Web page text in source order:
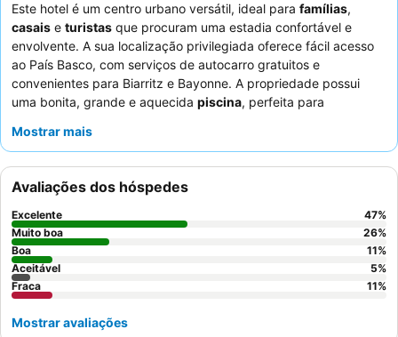
Este hotel é um centro urbano versátil, ideal para famílias,
casais e turistas que procuram uma estadia confortável e
envolvente. A sua localização privilegiada oferece fácil acesso
ao País Basco, com serviços de autocarro gratuitos e
convenientes para Biarritz e Bayonne. A propriedade possui
uma bonita, grande e aquecida piscina, perfeita para
consistentemente o
uma seleção variada e abundante, incluindo produtos locais.
Para uma experiência mais tranquila, considere solicitar um
quarto virado para o jardim.
Mostrar mais
Avaliações dos hóspedes
Excelente 47%
Muito boa
26%
Boa
11%
Aceitável
5%
Fraca
11%
Mostrar avaliações